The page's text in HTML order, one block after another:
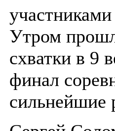
Утром
схватки в 9
финал
сильнейшие